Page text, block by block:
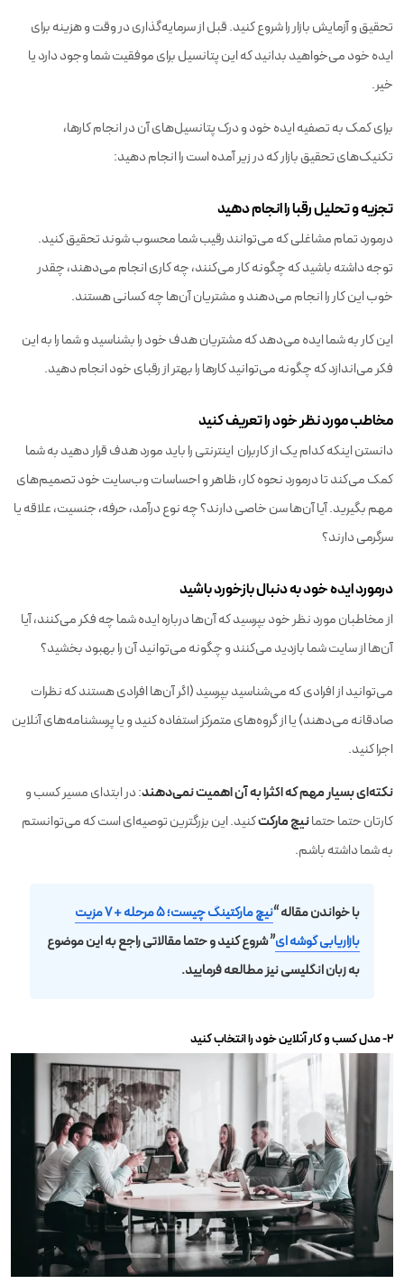
تحقیق و آزمایش بازار را شروع کنید. قبل از سرمایه‌گذاری در وقت و هزینه برای
ایده خود می‌خواهید بدانید که این پتانسیل برای موفقیت شما وجود دارد یا
خیر.
برای کمک به تصفیه ایده خود و درک پتانسیل‌های آن در انجام کارها،
تکنیک‌های تحقیق بازار که در زیر آمده است را انجام دهید:
تجزیه و تحلیل رقبا را انجام دهید
درمورد تمام مشاغلی که می‌توانند رقیب شما محسوب شوند تحقیق کنید.
توجه داشته باشید که چگونه کار می‌کنند، چه کاری انجام می‌دهند، چقدر
خوب این کار را انجام می‌دهند و مشتریان آن‌ها چه کسانی هستند.
این کار به شما ایده می‌دهد که مشتریان هدف خود را بشناسید و شما را به این
فکر می‌اندازد که چگونه می‌توانید کارها را بهتر از رقبای خود انجام دهید.
مخاطب مورد نظر خود را تعریف کنید
دانستن اینکه کدام یک از کاربران اینترنتی را باید مورد هدف قرار دهید به شما
کمک می‌کند تا درمورد نحوه کار، ظاهر و احساسات وب‌سایت خود تصمیم‌های
مهم بگیرید. آیا آن‌ها سن خاصی دارند؟ چه نوع درآمد، حرفه، جنسیت، علاقه یا
سرگرمی دارند؟
درمورد ایده خود به دنبال بازخورد باشید
از مخاطبان مورد نظر خود بپرسید که آن‌ها درباره ایده شما چه فکر می‌کنند، آیا
آن‌ها از سایت شما بازدید می‌کنند و چگونه می‌توانید آن را بهبود بخشید؟
می‌توانید از افرادی که می‌شناسید بپرسید (اگر آن‌ها افرادی هستند که نظرات
صادقانه می‌دهند) یا از گروه‌های متمرکز استفاده کنید و یا پرسشنامه‌های آنلاین
اجرا کنید.
نکته‌ای بسیار مهم که اکثرا به آن اهمیت نمی‌دهند: در ابتدای مسیر کسب و
کارتان حتما حتمانیچ مارکتکنید. این بزرگترین توصیه‌ای است که می‌‌توانستم
به شما داشته باشم.
با خواندن مقاله “
نیچ مارکتینگ چیست؛ ۵ مرحله + ۷ مزیت
بازاریابی گوشه‌ ای” شروع کنید و حتما مقالاتی راجع به این موضوع
به زبان انگلیسی نیز مطالعه فرمایید.
۲- مدل کسب و کار آنلاین خود را انتخاب کنید